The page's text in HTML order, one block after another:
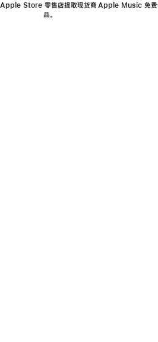
Apple Store 零售店提取现货商
品。
Apple Music 免费